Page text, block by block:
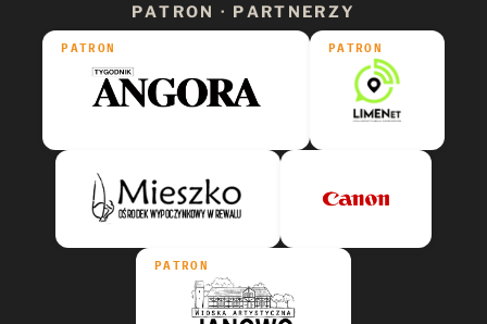
PATRON · PARTNERZY
PATRON PATRON
PATRON